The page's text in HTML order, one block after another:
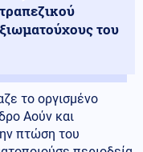
του
το οργισμένο
Αούν και
πτώση του